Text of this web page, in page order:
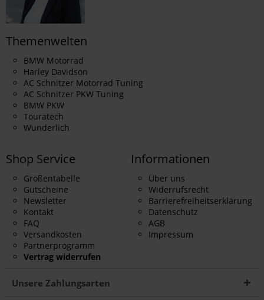
Themenwelten
BMW Motorrad
Harley Davidson
AC Schnitzer Motorrad Tuning
AC Schnitzer PKW Tuning
BMW PKW
Touratech
Wunderlich
Shop Service
Größentabelle
Gutscheine
Newsletter
Kontakt
FAQ
Versandkosten
Partnerprogramm
Vertrag widerrufen
Informationen
Über uns
Widerrufsrecht
Barrierefreiheitserklärung
Datenschutz
AGB
Impressum
Unsere Zahlungsarten